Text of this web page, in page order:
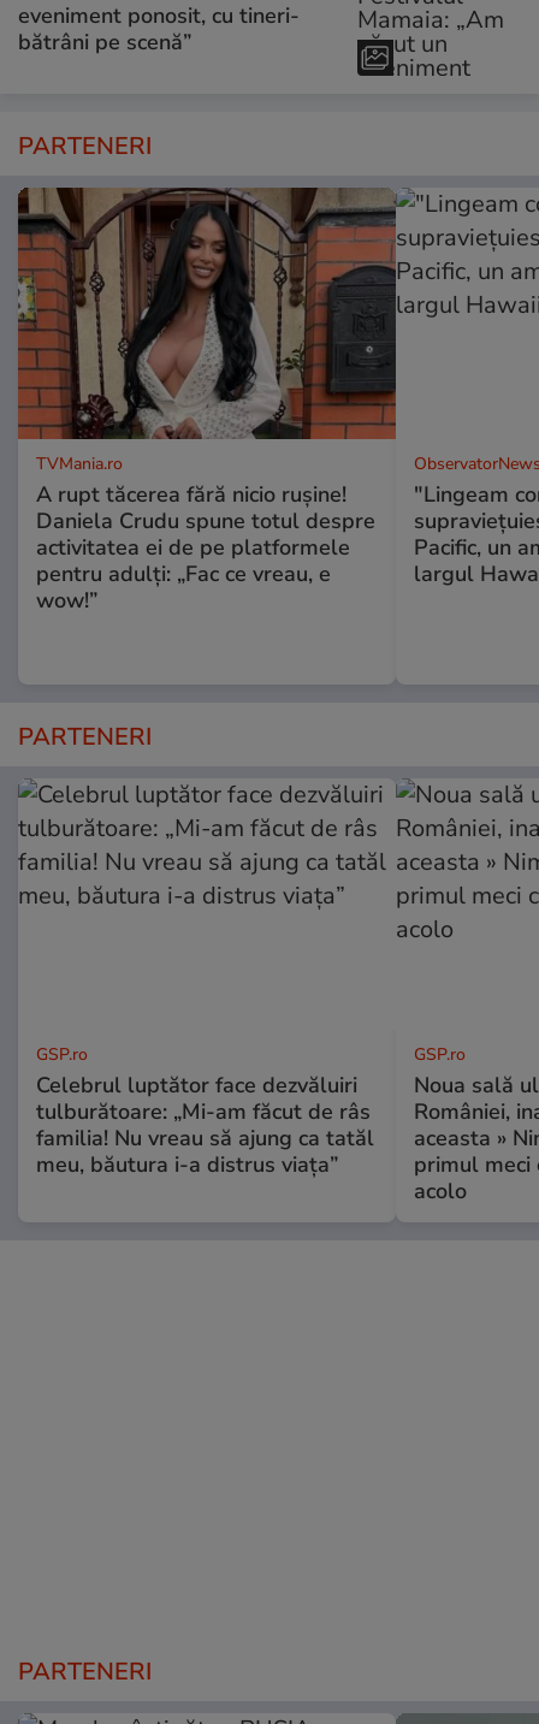
eveniment ponosit, cu tineri-
bătrâni pe scenă”
PARTENERI
TVMania.ro
A rupt tăcerea fără nicio rușine!
Daniela Crudu spune totul despre
activitatea ei de pe platformele
pentru adulți: „Fac ce vreau, e
wow!”
"Lingeam
Pacific, un
largul
PARTENERI
GSP.ro
Celebrul luptător face dezvăluiri
tulburătoare: „Mi-am făcut de râs
familia! Nu vreau să ajung ca tatăl
meu, băutura i-a distrus viața”
GSP.ro
Noua sală
României,
aceasta »
primul meci
acolo
PARTENERI